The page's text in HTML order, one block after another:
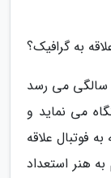
به گرافیک؟
سالگی می رسد
می نماید و
فوتبال علاقه
هنر استعداد